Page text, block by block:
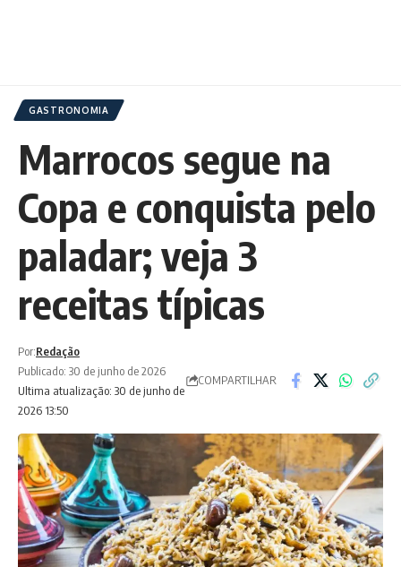
GASTRONOMIA
Marrocos segue na
Copa e conquista pelo
paladar; veja 3
receitas típicas
Ultima atualização: 30 de junho de
2026 13:50
Por:Redação
Publicado: 30 de junho de 2026
COMPARTILHAR